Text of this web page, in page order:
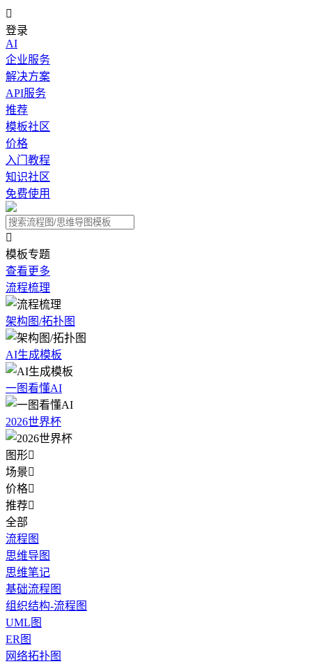

登录
AI
企业服务
解决方案
API服务
推荐
模板社区
价格
入门教程
知识社区
免费使用

模板专题
查看更多
流程梳理
架构图/拓扑图
AI生成模板
一图看懂AI
2026世界杯
图形
场景
价格
推荐
全部
流程图
思维导图
思维笔记
基础流程图
组织结构-流程图
UML图
ER图
网络拓扑图